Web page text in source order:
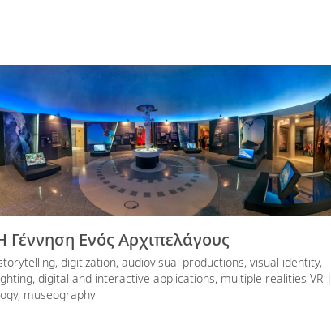
Γέννηση Ενός Αρχιπελάγους
digitization, audiovisual productions, visual identity,
digital and interactive applications, multiple realities VR |
museography